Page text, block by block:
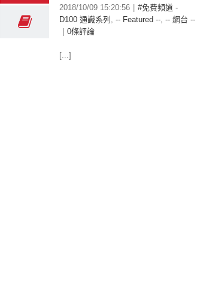
2018/10/09 15:20:56
#免費頻道 -
D100 通識系列 , -- Featured --, -- 網台 --
0條評論
[...]